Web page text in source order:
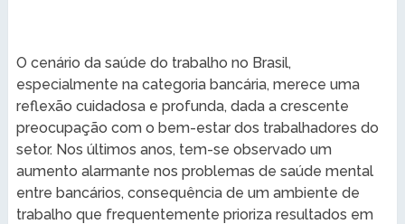
O cenário da saúde do trabalho no Brasil,
especialmente na categoria bancária, merece uma
reflexão cuidadosa e profunda, dada a crescente
preocupação com o bem-estar dos trabalhadores do
setor. Nos últimos anos, tem-se observado um
aumento alarmante nos problemas de saúde mental
entre bancários, consequência de um ambiente de
trabalho que frequentemente prioriza resultados em